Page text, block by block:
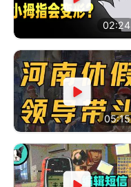
02:24
05:15